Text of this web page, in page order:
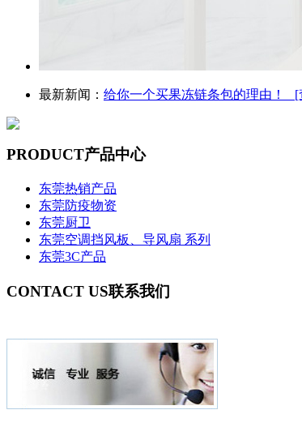
最新新闻： 给你一个买果冻链条包的理由！ [
PRODUCT产品中心
东莞热销产品
东莞防疫物资
东莞厨卫
东莞空调挡风板、导风扇 系列
东莞3C产品
CONTACT US联系我们